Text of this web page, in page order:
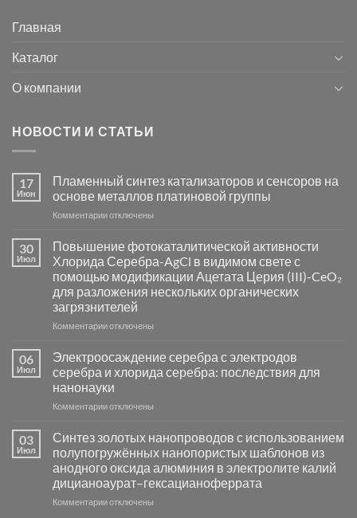
Главная
Каталог
О компании
НОВОСТИ И СТАТЬИ
17
Июн
Пламенный синтез катализаторов и сенсоров на
основе металлов платиновой группы
Комментариик
Пламенный
синтез
катализаторов
и
сенсоров
на
основе
группы
отключены
30
Июл
Повышение фотокаталитической активности
Хлорида Серебра-AgCl в видимом свете с
помощью модификации Ацетата Церия (III)-CeO₂
для разложения нескольких органических
загрязнителей
Комментариик
фотокаталитической
активности
Хлорида
Серебра-
в
видимом
свете
с
помощью
модификации
отключены
06
Июл
Электроосаждение серебра с электродов
серебра и хлорида серебра: последствия для
нанонауки
Комментариик
серебра
с
электродов
серебра
и
отключены
03
Июл
Синтез золотых нанопроводов с использованием
полупогружённых нанопористых шаблонов из
анодного оксида алюминия в электролите калий
дицианоаурат–гексацианоферрата
Комментариикотключены